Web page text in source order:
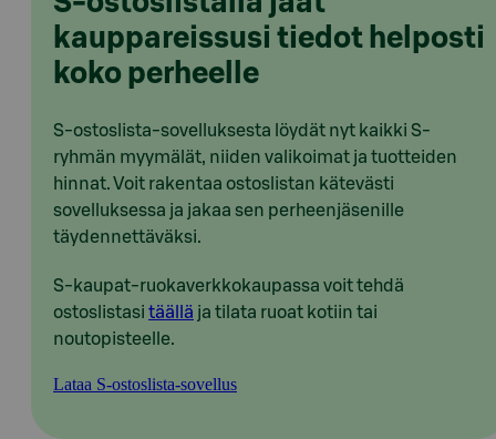
kauppareissusi tiedot helposti
koko perheelle
S-ostoslista-sovelluksesta löydät nyt kaikki S-
ryhmän myymälät, niiden valikoimat ja tuotteiden
hinnat. Voit rakentaa ostoslistan kätevästi
sovelluksessa ja jakaa sen perheenjäsenille
täydennettäväksi.
S-kaupat-ruokaverkkokaupassa voit tehdä
ostoslistasi täällä ja tilata ruoat kotiin tai
noutopisteelle.
Lataa S-ostoslista-sovellus